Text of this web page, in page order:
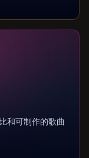
和可制作的歌曲